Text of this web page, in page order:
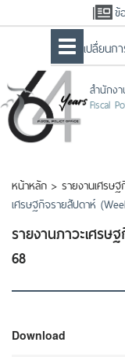
ข้
เปลื่ยนก
สำนักง
Fiscal
หน้าหลัก > รายงานเศรษ
เศรษฐกิจรายสัปดาห์
รายงานภาวะเศร
68
Download